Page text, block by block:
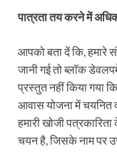
पात्रता तय करने में
आपको बता दें कि, हमारे
जानी गई तो ब्लॉक
प्रस्तुत नहीं किया गया
आवास योजना में चयनित
हमारी खोजी
चयन है, जिसके नाम पर